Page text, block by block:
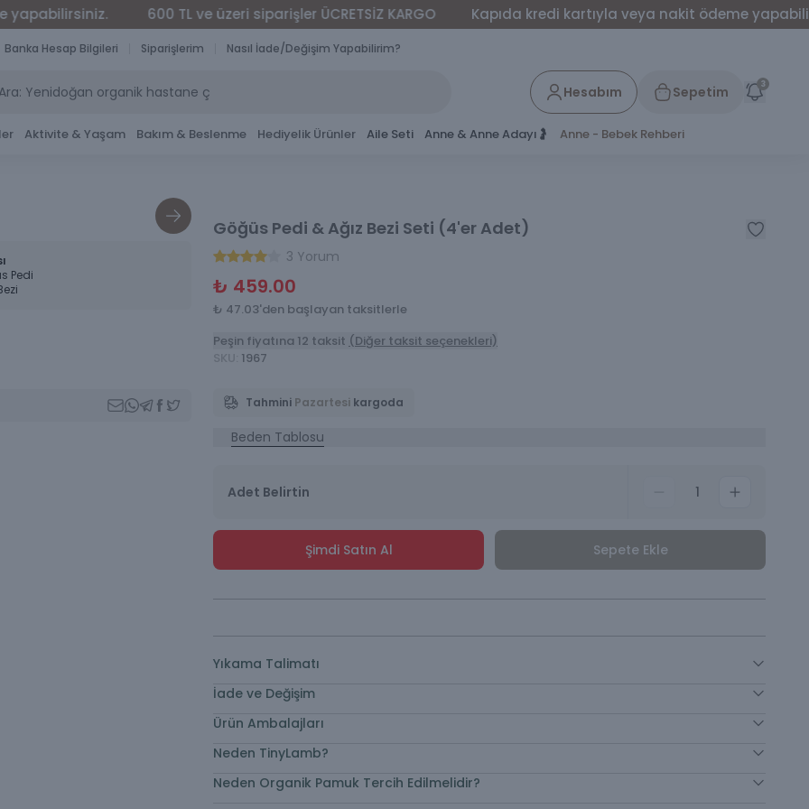
600 TL ve üzeri siparişler ÜCRETSİZ KARGO Kapıda kredi kartıyla veya nakit ödeme yapabilirsiniz.
Banka Hesap Bilgileri Siparişlerim Nasıl İade/Değişim Yapabilirim?
Hesabım Sepetim 3
Aktivite & Yaşam Bakım & Beslenme Hediyelik Ürünler Aile Seti Anne & Anne Adayı🤰 Anne - Bebek Rehberi
Pedi
Göğüs Pedi & Ağız Bezi Seti (4'er Adet)
3 Yorum
₺ 459.00
₺ 47.03'den başlayan taksitlerle
Peşin fiyatına 12 taksit (Diğer taksit seçenekleri)
SKU 1967
Tahmini Pazartesi kargoda
Beden Tablosu
Adet Belirtin 1
Şimdi Satın Al Sepete Ekle
Yıkama Talimatı
İade ve Değişim
Ürün Ambalajları
Neden TinyLamb?
Neden Organik Pamuk Tercih Edilmelidir?